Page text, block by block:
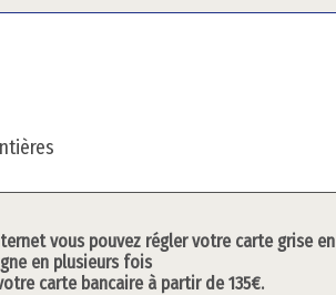
vous pouvez régler votre carte grise en
en plusieurs fois
carte bancaire à partir de 135€.